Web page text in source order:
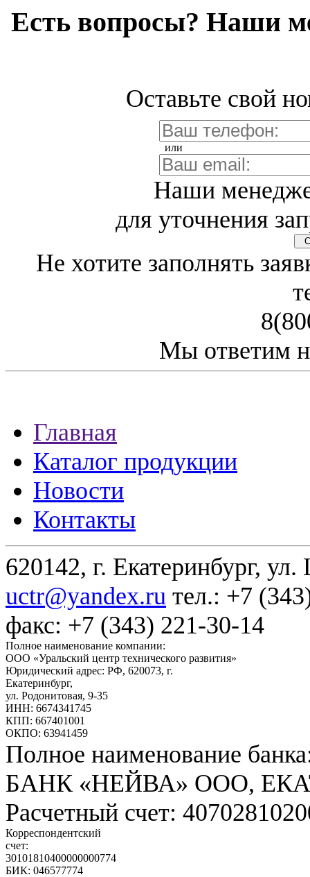
Есть вопросы? Наши
Оставьте свой
или
Наши
для уточнения
Не хотите заполнять
Мы ответим
Главная
Каталог продукции
Новости
Контакты
620142, г. Екатеринбург,
uctr@yandex.ru тел.: +7
факс: +7 (343) 221-30-14
Полное наименование компании:
ООО «Уральский центр технического развития»
Юридический адрес: РФ, 620073, г.
Екатеринбург,
ул. Родонитовая, 9-35
ИНН: 6674341745
КПП: 667401001
ОКПО: 63941459
Полное наименование
БАНК «НЕЙВА» ООО,
Расчетный счет:
Корреспондентский
счет:
30101810400000000774
БИК: 046577774